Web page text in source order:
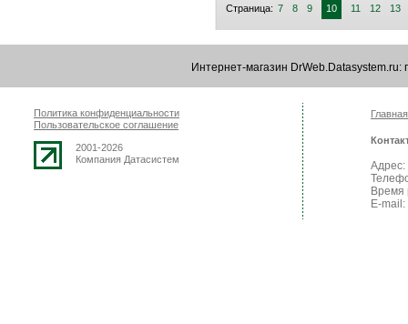
Страница: 7 8 9 10 11 12 13
Интернет-магазин
Политика конфиденциальности
Пользовательское соглашение
2001-2026
Компания Датасистем
Главная
Адрес:
Время
E-mail: